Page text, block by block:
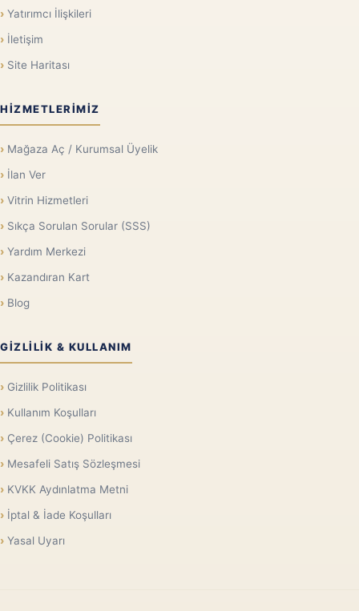
Yatırımcı İlişkileri
İletişim
Site Haritası
HIZMETLERIMIZ
Mağaza Aç / Kurumsal Üyelik
İlan Ver
Vitrin Hizmetleri
Sıkça Sorulan Sorular (SSS)
Yardım Merkezi
Kazandıran Kart
Blog
GIZLILIK & KULLANIM
Gizlilik Politikası
Kullanım Koşulları
Çerez (Cookie) Politikası
Mesafeli Satış Sözleşmesi
KVKK Aydınlatma Metni
İptal & İade Koşulları
Yasal Uyarı